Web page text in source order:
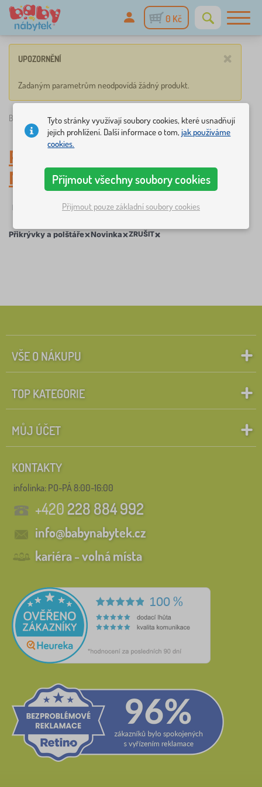
0 Kč
×
UPOZORNĚNÍ
Zadaným parametrům neodpovídá žádný produkt.
Babynabytek.cz»Lůžkoviny / Přikrývky a polštáře /Novinka
Přikrývky a polštáře
Novinka
Filtrování Štítky 1
Vyhledat v rámci filtru
Přikrývky a polštáře×Novinka×ZRUŠIT×
VŠE O NÁKUPU
TOP KATEGORIE
MŮJ ÚČET
KONTAKTY
infolinka: PO-PÁ 8:00-16:00
+420228 884 992
info@babynabytek.cz
kariéra - volná místa
Tyto stránky využívají soubory cookies, které usnadňují
jejich prohlížení. Další informace o tom,jak používáme
cookies.
Přijmout všechny soubory cookies
Přijmout pouze základní soubory cookies